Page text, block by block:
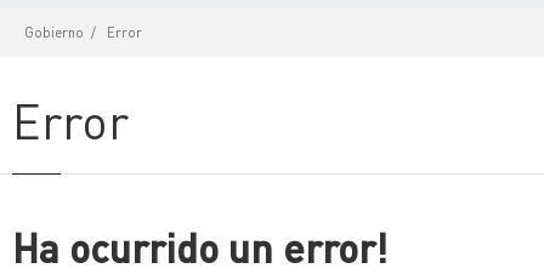
Gobierno Error
Error
Ha ocurrido un error!